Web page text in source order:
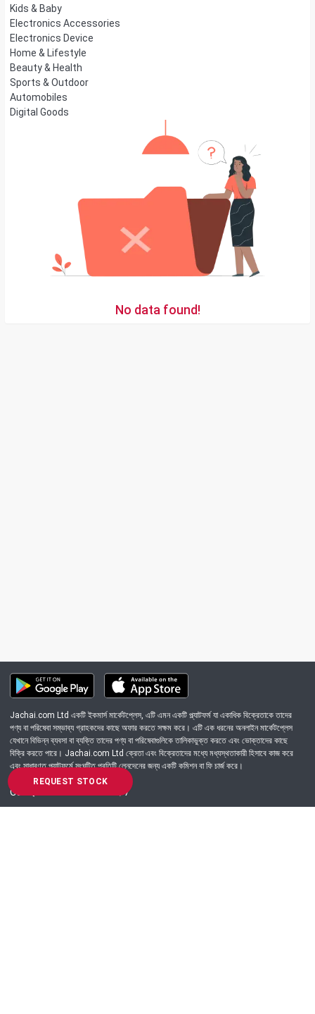
REQUEST STOCK
Kids & Baby
Electronics Accessories
Electronics Device
Home & Lifestyle
Beauty & Health
Sports & Outdoor
Automobiles
Digital Goods
No data found!
Jachai.com Ltd একটি ইকমার্স মার্কেটপ্লেস, এটি এমন একটি প্ল্যাটফর্ম যা একাধিক বিক্রেতাকে তাদের
পণ্য বা পরিষেবা সম্ভাব্য গ্রাহকদের কাছে অফার করতে সক্ষম করে। এটি এক ধরনের অনলাইন মার্কেটপ্লেস
যেখানে বিভিন্ন ব্যবসা বা ব্যক্তি তাদের পণ্য বা পরিষেবাগুলিকে তালিকাভুক্ত করতে এবং ভোক্তাদের কাছে
বিক্রি করতে পারে। Jachai.com Ltd ক্রেতা এবং বিক্রেতাদের মধ্যে মধ্যস্থতাকারী হিসাবে কাজ করে
এবং সাধারণত প্ল্যাটফর্মে সংঘটিত প্রতিটি লেনদেনের জন্য একটি কমিশন বা ফি চার্জ করে।
Got Question? Call us 24/7